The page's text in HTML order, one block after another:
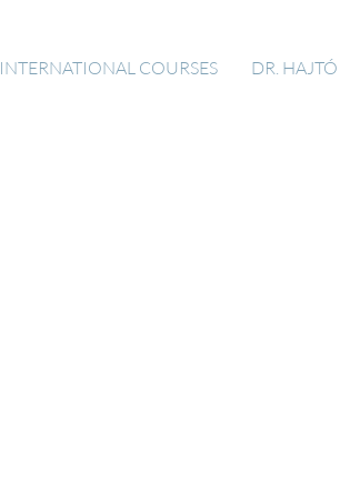
INTERNATIONAL COURSES DR. HAJTÓ